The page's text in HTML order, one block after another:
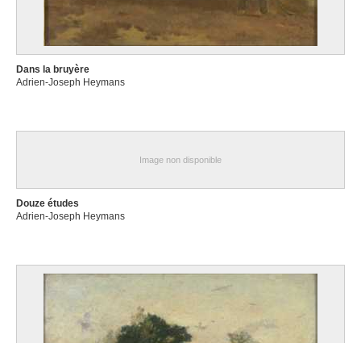
Dans la bruyère
Adrien-Joseph Heymans
Image non disponible
Douze études
Adrien-Joseph Heymans